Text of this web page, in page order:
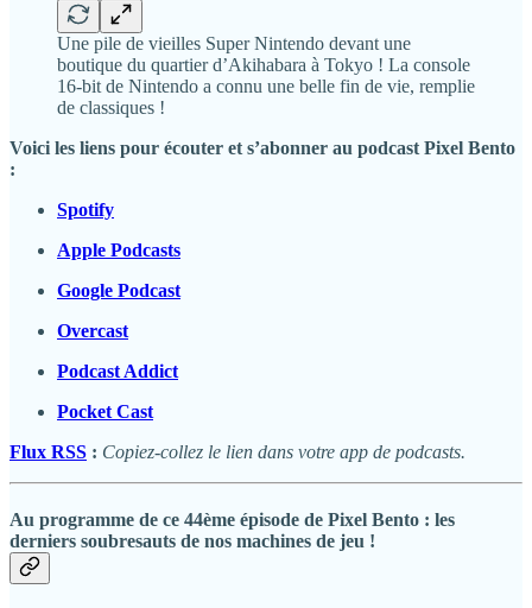
Une pile de vieilles Super Nintendo devant une
boutique du quartier d’Akihabara à Tokyo ! La console
16-bit de Nintendo a connu une belle fin de vie, remplie
de classiques !
Voici les liens pour écouter et s’abonner au podcast Pixel Bento
:
Spotify
Apple Podcasts
Google Podcast
Overcast
Podcast Addict
Pocket Cast
Flux RSS : Copiez-collez le lien dans votre app de podcasts.
Au programme de ce 44ème épisode de Pixel Bento : les
derniers soubresauts de nos machines de jeu !